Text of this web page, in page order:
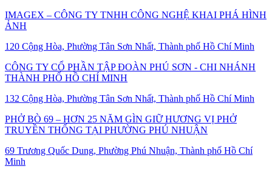
IMAGEX – CÔNG TY TNHH CÔNG NGHỆ KHAI PHÁ HÌNH
ẢNH
120 Cộng Hòa, Phường Tân Sơn Nhất, Thành phố Hồ Chí Minh
CÔNG TY CỔ PHẦN TẬP ĐOÀN PHÚ SƠN - CHI NHÁNH
THÀNH PHỐ HỒ CHÍ MINH
132 Cộng Hòa, Phường Tân Sơn Nhất, Thành phố Hồ Chí Minh
PHỞ BÒ 69 – HƠN 25 NĂM GÌN GIỮ HƯƠNG VỊ PHỞ
TRUYỀN THỐNG TẠI PHƯỜNG PHÚ NHUẬN
69 Trương Quốc Dung, Phường Phú Nhuận, Thành phố Hồ Chí
Minh